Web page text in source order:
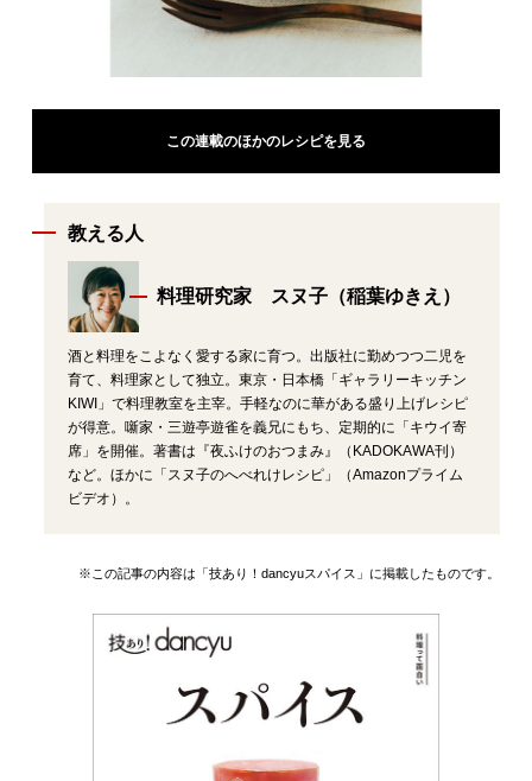
この連載のほかのレシピを見る
教える人
料理研究家 スヌ子（稲葉ゆきえ）
酒と料理をこよなく愛する家に育つ。出版社に勤めつつ二児を
育て、料理家として独立。東京・日本橋「ギャラリーキッチン
KIWI」で料理教室を主宰。手軽なのに華がある盛り上げレシピ
が得意。噺家・三遊亭遊雀を義兄にもち、定期的に「キウイ寄
席」を開催。著書は『夜ふけのおつまみ』（KADOKAWA刊）
など。ほかに「スヌ子のへべれけレシピ」（Amazonプライム
ビデオ）。
※この記事の内容は「技あり！dancyuスパイス」に掲載したものです。